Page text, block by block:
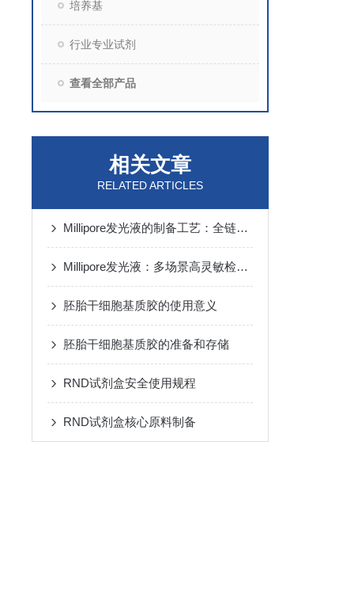
培养基
行业专业试剂
查看全部产品
相关文章
RELATED ARTICLES
Millipore发光液的制备工艺：全链路质控保障检测性能稳定
Millipore发光液：多场景高灵敏检测的核心试剂支撑
胚胎干细胞基质胶的使用意义
胚胎干细胞基质胶的准备和存储
RND试剂盒安全使用规程
RND试剂盒核心原料制备